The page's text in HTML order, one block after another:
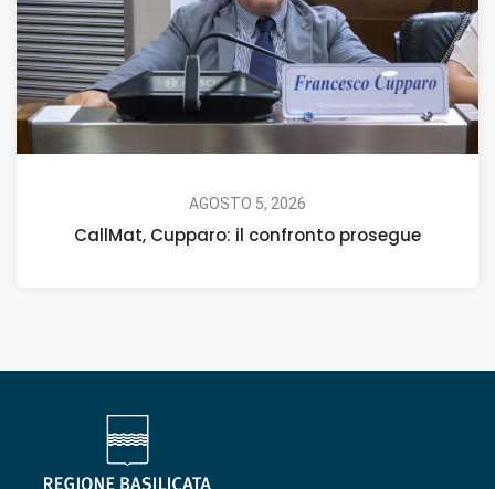
AGOSTO 5, 2026
CallMat, Cupparo: il confronto prosegue